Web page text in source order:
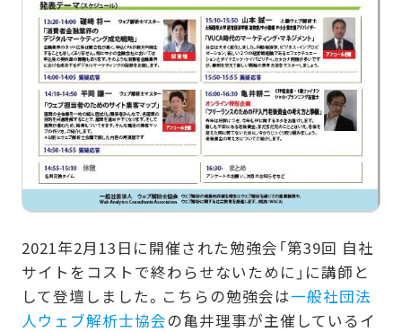
2021年2月13日に開催された勉強会「第39回 自社
サイトをコストで終わらせないために」に講師と
して登壇しました。こちらの勉強会は一般社団法
人ウェブ解析士協会の亀井理事が主催しているイ